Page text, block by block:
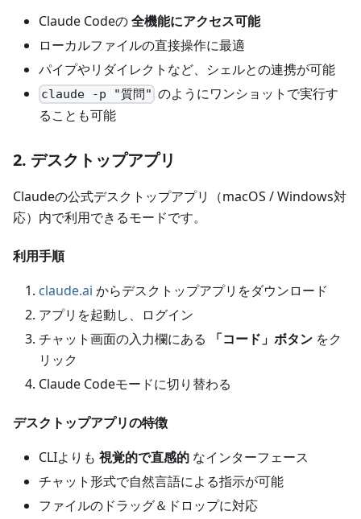
Claude Codeの全機能にアクセス可能
ローカルファイルの直接操作に最適
パイプやリダイレクトなど、シェルとの連携が可能
claude -p "質問" のようにワンショットで実行す
ることも可能
2. デスクトップアプリ
Claudeの公式デスクトップアプリ（macOS / Windows対
応）内で利用できるモードです。
利用手順
claude.ai からデスクトップアプリをダウンロード
アプリを起動し、ログイン
チャット画面の入力欄にある
「コード」ボタン をク
リック
Claude Codeモードに切り替わる
デスクトップアプリの特徴
CLIよりも 視覚的で直感的 なインターフェース
チャット形式で自然言語による指示が可能
ファイルのドラッグ＆ドロップに対応